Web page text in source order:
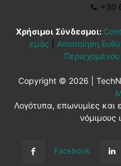
📞 +30
Χρήσιμοι Σύνδεσμοι:
εμάς
Αποποίηση
Περιεχομένου
Copyright © 2026 |
Λογότυπα, επωνυμίες και
νόμιμους
Facebook